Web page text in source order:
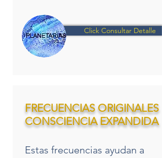
Click Consultar Detalle
FRECUENCIAS ORIGINALES
CONSCIENCIA EXPANDIDA
Estas frecuencias ayudan a